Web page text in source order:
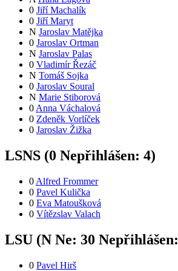
0 Jiří Machalík
0 Jiří Maryt
N Jaroslav Matějka
0 Jaroslav Ortman
N Jaroslav Palas
0 Vladimír Řezáč
N Tomáš Sojka
0 Jaroslav Soural
N Marie Stiborová
0 Anna Váchalová
0 Zdeněk Vorlíček
0 Jaroslav Žižka
LSNS (0 Nepřihlášen: 4)
0 Alfred Frommer
0 Pavel Kulička
0 Eva Matoušková
0 Vítězslav Valach
LSU (N Ne: 30 Nepřihlášen:
0 Pavel Hirš